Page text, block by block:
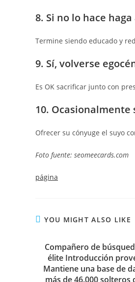
8. Si no lo hace
Termine siendo educado y
9. Sí, volverse
Es OK sacrificar junto con
10.
Ofrecer su cónyuge el suyo
Foto fuente: seomeecards.com
página
YOU MIGHT ALSO LIKE
Compañero de
élite Introducción
Mantiene una base de
más de 46.000 solteros